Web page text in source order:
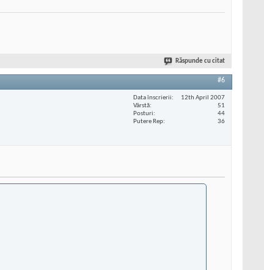
Răspunde cu citat
#6
Data înscrierii
12th April 2007
Vârstă
51
Posturi
44
Putere Rep
36